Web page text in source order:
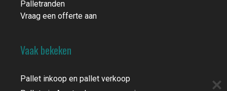
Palletranden
Vraag een offerte aan
Vaak bekeken
Pallet inkoop en pallet verkoop